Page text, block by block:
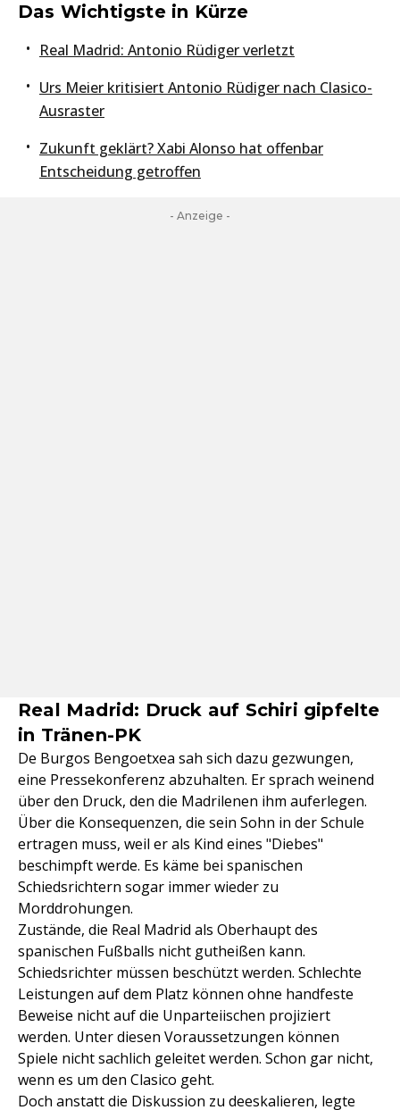
Das Wichtigste in Kürze
Real Madrid: Antonio Rüdiger verletzt
Urs Meier kritisiert Antonio Rüdiger nach Clasico-
Ausraster
Zukunft geklärt? Xabi Alonso hat offenbar
Entscheidung getroffen
- Anzeige -
Real Madrid: Druck auf Schiri gipfelte
in Tränen-PK
De Burgos Bengoetxea sah sich dazu gezwungen,
eine Pressekonferenz abzuhalten. Er sprach weinend
über den Druck, den die Madrilenen ihm auferlegen.
Über die Konsequenzen, die sein Sohn in der Schule
ertragen muss, weil er als Kind eines "Diebes"
beschimpft werde. Es käme bei spanischen
Schiedsrichtern sogar immer wieder zu
Morddrohungen.
Zustände, die Real Madrid als Oberhaupt des
spanischen Fußballs nicht gutheißen kann.
Schiedsrichter müssen beschützt werden. Schlechte
Leistungen auf dem Platz können ohne handfeste
Beweise nicht auf die Unparteiischen projiziert
werden. Unter diesen Voraussetzungen können
Spiele nicht sachlich geleitet werden. Schon gar nicht,
wenn es um den Clasico geht.
Doch anstatt die Diskussion zu deeskalieren, legte